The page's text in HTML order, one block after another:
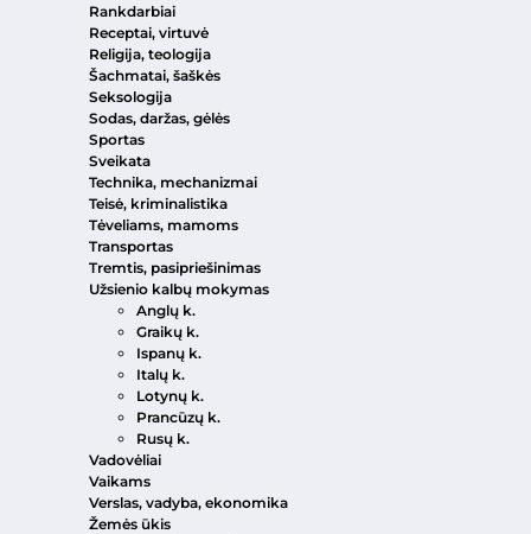
Rankdarbiai
Receptai, virtuvė
Religija, teologija
Šachmatai, šaškės
Seksologija
Sodas, daržas, gėlės
Sportas
Sveikata
Technika, mechanizmai
Teisė, kriminalistika
Tėveliams, mamoms
Transportas
Tremtis, pasipriešinimas
Užsienio kalbų mokymas
Anglų k.
Graikų k.
Ispanų k.
Italų k.
Lotynų k.
Prancūzų k.
Rusų k.
Vadovėliai
Vaikams
Verslas, vadyba, ekonomika
Žemės ūkis